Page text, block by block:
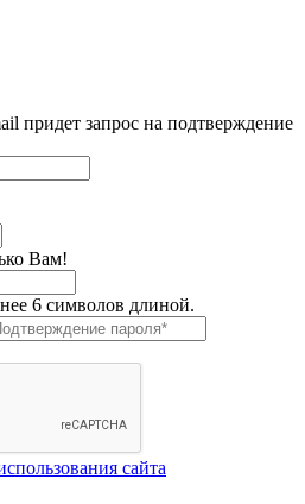
придет запрос на подтверждение
Вам!
6 символов длиной.
сайта